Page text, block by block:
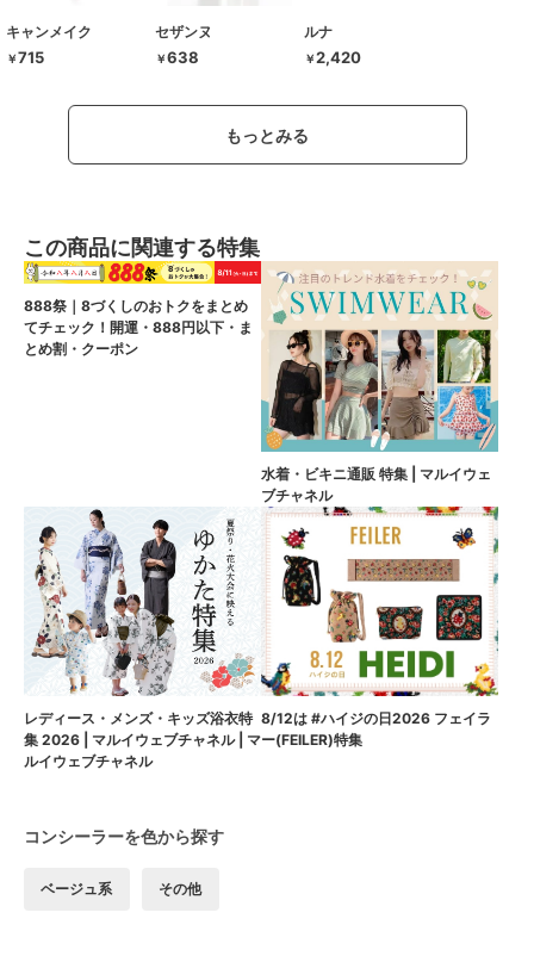
キャンメイク
￥715
セザンヌ
￥638
ルナ
￥2,420
もっとみる
この商品に関連する特集
888祭｜8づくしのおトクをまとめ
てチェック！開運・888円以下・ま
とめ割・クーポン
水着・ビキニ通販 特集 | マルイウェ
ブチャネル
レディース・メンズ・キッズ浴衣特
集 2026 | マルイウェブチャネル | マ
ルイウェブチャネル
8/12は #ハイジの日2026 フェイラ
ー(FEILER)特集
コンシーラーを色から探す
ベージュ系 その他